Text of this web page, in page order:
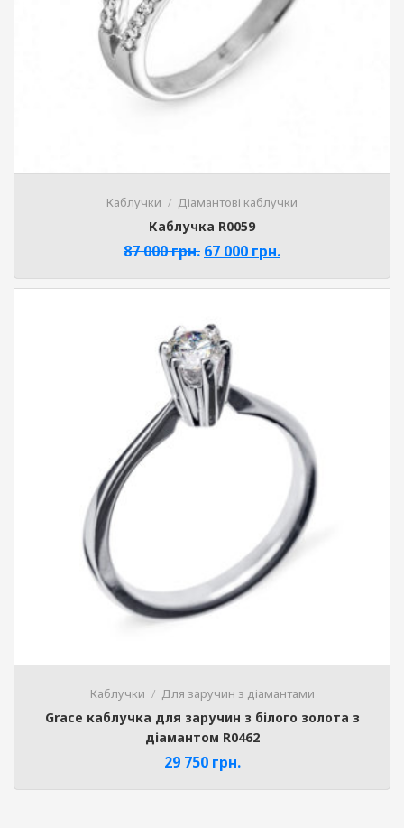
Каблучки Діамантові каблучки
Каблучка R0059
87 000грн. 67 000 грн.
Каблучки Для заручин з діамантами
Grace каблучка для заручин з білого золота з
діамантом R0462
29 750 грн.